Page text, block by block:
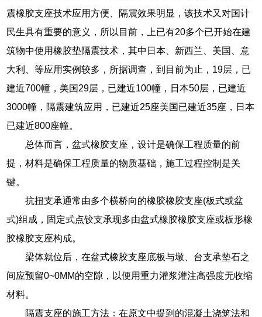
震橡胶支座技术应用方便、隔震效果明显，该技术又对国计
民生具有重要的意义，所以目前，上已有20多个已开始在建
筑物中使用橡胶垫隔震技术，其中日本、新西兰、美国、意
大利、等应用实例较多，所据调查，到目前为止，19层，已
建近700幢，美国29层，已建近100幢，日本50层，已建近
3000幢，隔震建筑应用，已建近25座美国已建近35座，日本
已建近800座幢。
总体而言，盆式橡胶支座，设计是确保工程质量的前
提，材料是确保工程质量的物质基础，施工过程控制是关
键。
抗扭支承通常由多个横桥向的橡胶橡胶支座(板式或盆
式)组成，固定式点铰支承现多由盆式橡胶橡胶支座或板形橡
胶橡胶支座构成。
梁体就位后，在盆式橡胶支座底板与墩、台支承垫石之
间应预留0~0MM的空隙，以便用重力灌浆灌注高强度无收缩
材料。
隔震支座的施工方法：在原文中提到的混凝土浇筑法和